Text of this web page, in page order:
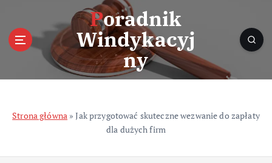
n
Poradnik
Windykacyj
ny
Strona główna »Jak przygotować skuteczne wezwanie do zapłaty
dla dużych firm